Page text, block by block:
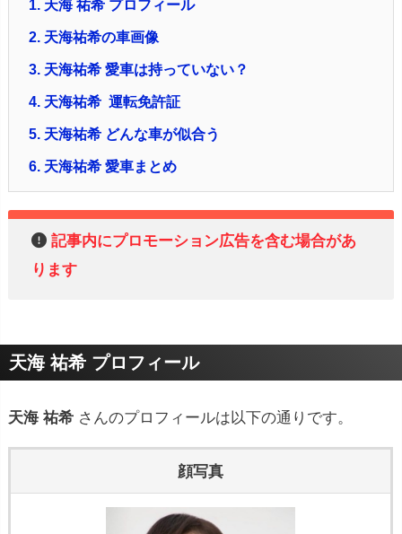
1. 天海 祐希 プロフィール
2. 天海祐希の車画像
3. 天海祐希 愛車は持っていない？
4. 天海祐希 運転免許証
5. 天海祐希 どんな車が似合う
6. 天海祐希 愛車まとめ
記事内にプロモーション広告を含む場合があ
ります
天海 祐希 プロフィール
天海 祐希 さんのプロフィールは以下の通りです。
顔写真